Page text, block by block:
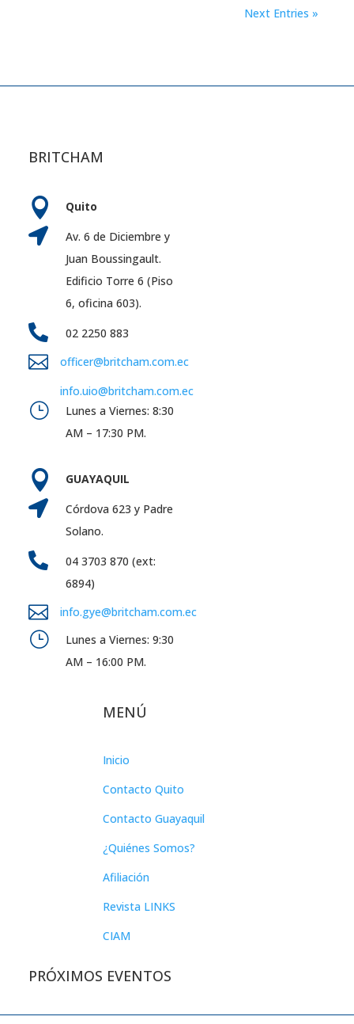
Next Entries »
BRITCHAM
 Quito

Av. 6 de Diciembre y
Juan Boussingault.
Edificio Torre 6 (Piso
6, oficina 603).
 02 2250 883

officer@britcham.com.ec
info.uio@britcham.com.ec
}
Lunes a Viernes: 8:30
AM – 17:30 PM.
 GUAYAQUIL

Córdova 623 y Padre
Solano.

04 3703 870 (ext:
6894)
 info.gye@britcham.com.ec
}
Lunes a Viernes: 9:30
AM – 16:00 PM.
MENÚ
Inicio
Contacto Quito
Contacto Guayaquil
¿Quiénes Somos?
Afiliación
Revista LINKS
CIAM
PRÓXIMOS EVENTOS